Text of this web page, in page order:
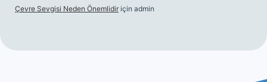
Çevre Sevgisi Neden Önemlidir için admin